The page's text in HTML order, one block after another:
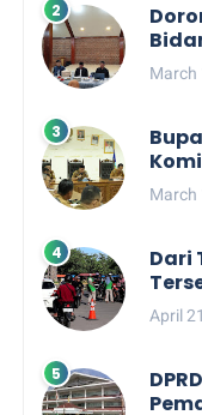
March
March
Dari
April